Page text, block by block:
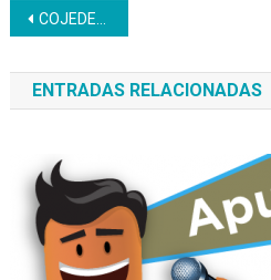
Navegación
de
entradas
COJEDES | PNA incorpora 37 aprendices bajo modalidad agrupación interempresas
ENTRADAS RELACIONADAS